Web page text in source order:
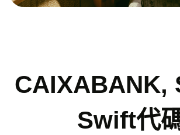
CAIXABANK,
Swift代